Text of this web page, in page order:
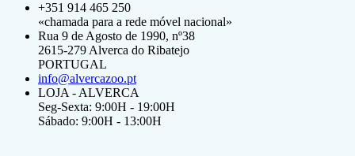
+351 914 465 250
«chamada para a rede móvel nacional»
Rua 9 de Agosto de 1990, nº38
2615-279 Alverca do Ribatejo
PORTUGAL
info@alvercazoo.pt
LOJA - ALVERCA
Seg-Sexta: 9:00H - 19:00H
Sábado: 9:00H - 13:00H